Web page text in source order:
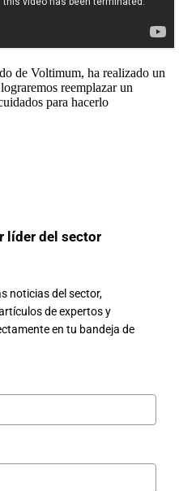
de Voltimum, ha realizado un
reemplazar un
para hacerlo
líder del sector
noticias del sector,
de expertos y
en tu bandeja de